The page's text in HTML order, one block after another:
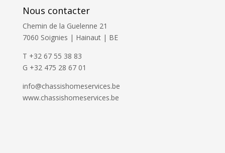
Nous contacter
Chemin de la Guelenne 21
7060 Soignies | Hainaut | BE
T +32 67 55 38 83
G +32 475 28 67 01
info@chassishomeservices.be
www.chassishomeservices.be